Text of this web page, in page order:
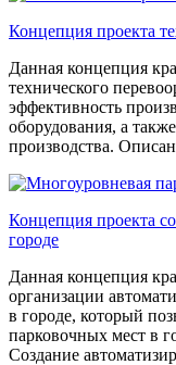
Концепция проекта
Данная концепция
технического
эффективность
оборудования, а
производства.
Концепция проекта
городе
Данная концепция
организации
в городе, который
парковочных мест в
Создание